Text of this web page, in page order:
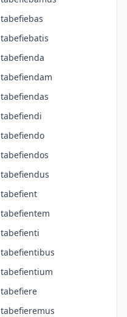
tabefiebas
tabefiebatis
tabefienda
tabefiendam
tabefiendas
tabefiendi
tabefiendo
tabefiendos
tabefiendus
tabefient
tabefientem
tabefienti
tabefientibus
tabefientium
tabefiere
tabefieremus